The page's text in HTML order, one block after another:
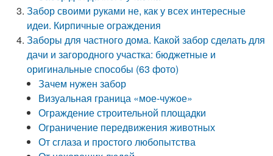
Забор своими руками не, как у всех интересные
идеи. Кирпичные ограждения
Заборы для частного дома. Какой забор сделать для
дачи и загородного участка: бюджетные и
оригинальные способы (63 фото)
Зачем нужен забор
Визуальная граница «мое-чужое»
Ограждение строительной площадки
Ограничение передвижения животных
От сглаза и простого любопытства